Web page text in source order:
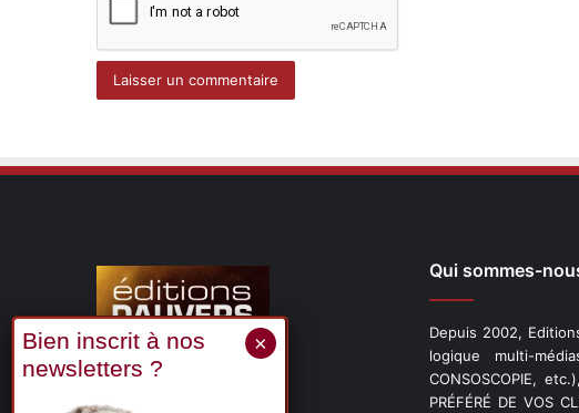
Qui sommes-
Depuis 2002,
logique multi-
CONSOSCOPIE,
PRÉFÉRÉ DE VOS